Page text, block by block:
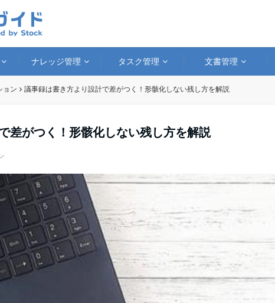
ナレッジ管理 タスク管理 文書管理
ョン 議事録は書き方より設計で差がつく！形骸化しない残し方を解説
差がつく！形骸化しない残し方を解説